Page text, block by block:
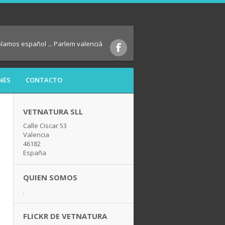
CONTACTO
español ... Parlem valencià
VETNATURA SLL
Calle Ciscar 53
Valencia
46182
España
QUIEN SOMOS
.
FLICKR DE VETNATURA